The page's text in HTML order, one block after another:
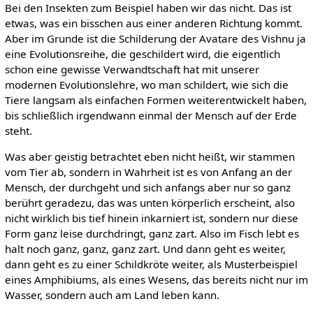
Bei den Insekten zum Beispiel haben wir das nicht. Das ist
etwas, was ein bisschen aus einer anderen Richtung kommt.
Aber im Grunde ist die Schilderung der Avatare des Vishnu ja
eine Evolutionsreihe, die geschildert wird, die eigentlich
schon eine gewisse Verwandtschaft hat mit unserer
modernen Evolutionslehre, wo man schildert, wie sich die
Tiere langsam als einfachen Formen weiterentwickelt haben,
bis schließlich irgendwann einmal der Mensch auf der Erde
steht.
Was aber geistig betrachtet eben nicht heißt, wir stammen
vom Tier ab, sondern in Wahrheit ist es von Anfang an der
Mensch, der durchgeht und sich anfangs aber nur so ganz
berührt geradezu, das was unten körperlich erscheint, also
nicht wirklich bis tief hinein inkarniert ist, sondern nur diese
Form ganz leise durchdringt, ganz zart. Also im Fisch lebt es
halt noch ganz, ganz, ganz zart. Und dann geht es weiter,
dann geht es zu einer Schildkröte weiter, als Musterbeispiel
eines Amphibiums, als eines Wesens, das bereits nicht nur im
Wasser, sondern auch am Land leben kann.